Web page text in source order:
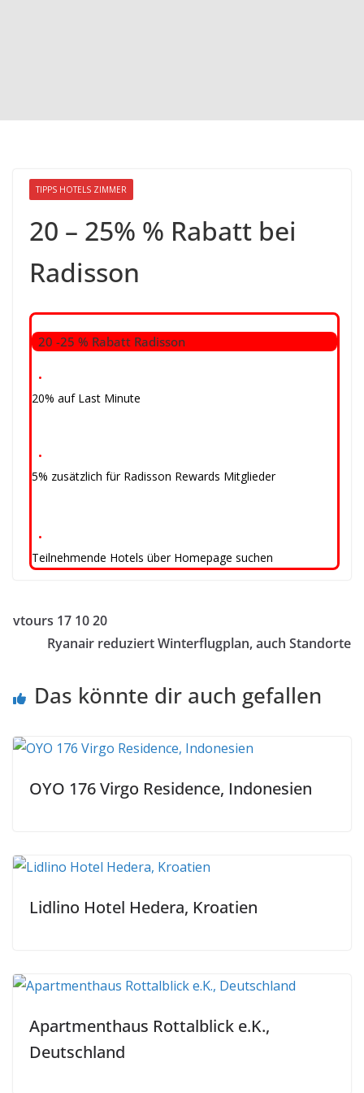
TIPPS HOTELS ZIMMER
20 – 25% % Rabatt bei
Radisson
20 -25 % Rabatt Radisson
•
20% auf Last Minute
•
5% zusätzlich für Radisson Rewards Mitglieder
•
Teilnehmende Hotels über Homepage suchen
vtours 17 10 20
Ryanair reduziert Winterflugplan, auch Standorte
Das könnte dir auch gefallen
OYO 176 Virgo Residence, Indonesien
Lidlino Hotel Hedera, Kroatien
Apartmenthaus Rottalblick e.K.,
Deutschland